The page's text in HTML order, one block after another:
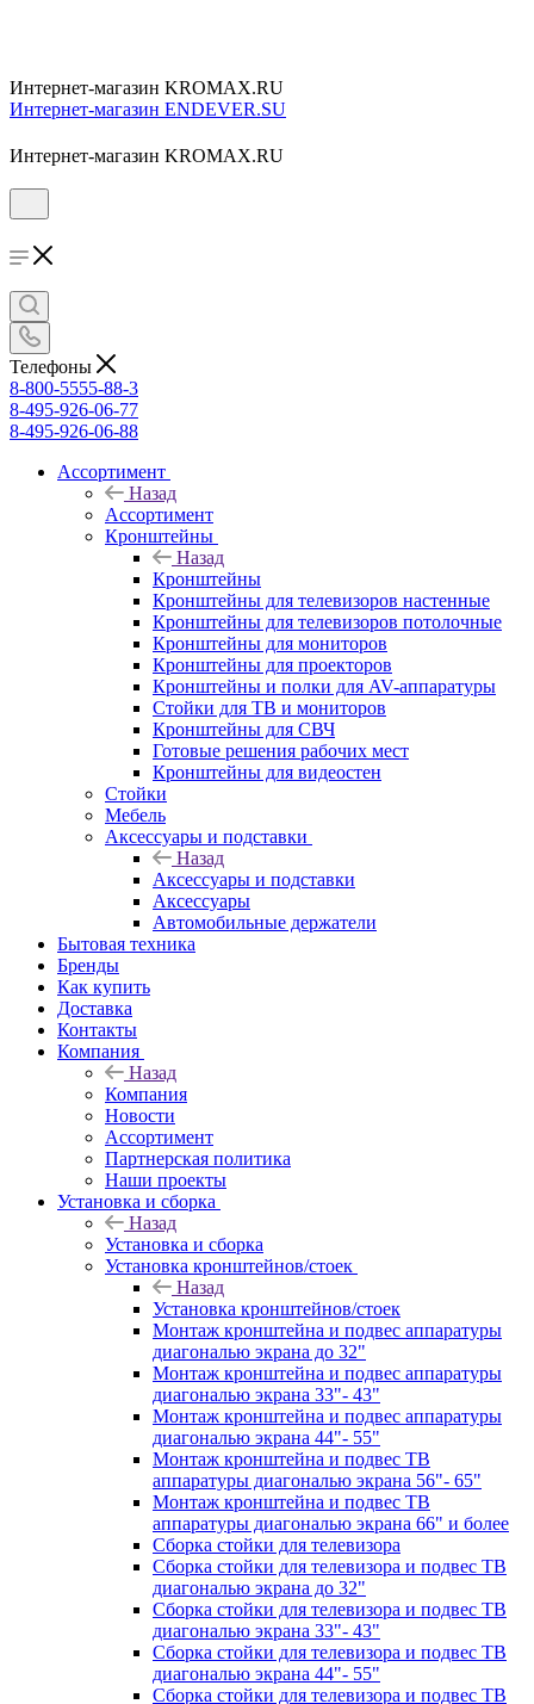
Интернет-магазин KROMAX.RU
Интернет-магазин ENDEVER.SU
Интернет-магазин KROMAX.RU
Телефоны
8-800-5555-88-3
8-495-926-06-77
8-495-926-06-88
Ассортимент
Назад
Ассортимент
Кронштейны
Назад
Кронштейны
Кронштейны для телевизоров настенные
Кронштейны для телевизоров потолочные
Кронштейны для мониторов
Кронштейны для проекторов
Кронштейны и полки для AV-аппаратуры
Стойки для ТВ и мониторов
Кронштейны для СВЧ
Готовые решения рабочих мест
Кронштейны для видеостен
Стойки
Мебель
Аксессуары и подставки
Назад
Аксессуары и подставки
Аксессуары
Автомобильные держатели
Бытовая техника
Бренды
Как купить
Доставка
Контакты
Компания
Назад
Компания
Новости
Ассортимент
Партнерская политика
Наши проекты
Установка и сборка
Назад
Установка и сборка
Установка кронштейнов/стоек
Назад
Установка кронштейнов/стоек
Монтаж кронштейна и подвес аппаратуры
диагональю экрана до 32"
Монтаж кронштейна и подвес аппаратуры
диагональю экрана 33"- 43"
Монтаж кронштейна и подвес аппаратуры
диагональю экрана 44"- 55"
Монтаж кронштейна и подвес ТВ
аппаратуры диагональю экрана 56"- 65"
Монтаж кронштейна и подвес ТВ
аппаратуры диагональю экрана 66" и более
Сборка стойки для телевизора
Сборка стойки для телевизора и подвес ТВ
диагональю экрана до 32"
Сборка стойки для телевизора и подвес ТВ
диагональю экрана 33"- 43"
Сборка стойки для телевизора и подвес ТВ
диагональю экрана 44"- 55"
Сборка стойки для телевизора и подвес ТВ